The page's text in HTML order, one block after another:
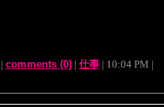
| comments (0)| 仕事| 10:04 PM |